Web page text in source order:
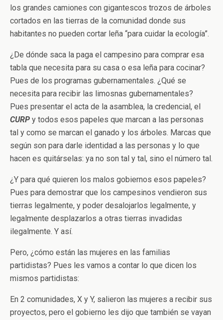
los grandes camiones con gigantescos trozos de árboles
cortados en las tierras de la comunidad donde sus
habitantes no pueden cortar leña “para cuidar la ecología”.
¿De dónde saca la paga el campesino para comprar esa
tabla que necesita para su casa o esa leña para cocinar?
Pues de los programas gubernamentales. ¿Qué se
necesita para recibir las limosnas gubernamentales?
Pues presentar el acta de la asamblea, la credencial, el
CURP y todos esos papeles que marcan a las personas
tal y como se marcan el ganado y los árboles. Marcas que
según son para darle identidad a las personas y lo que
hacen es quitárselas: ya no son tal y tal, sino el número tal.
¿Y para qué quieren los malos gobiernos esos papeles?
Pues para demostrar que los campesinos vendieron sus
tierras legalmente, y poder desalojarlos legalmente, y
legalmente desplazarlos a otras tierras invadidas
ilegalmente. Y así.
Pero, ¿cómo están las mujeres en las familias
partidistas? Pues les vamos a contar lo que dicen los
mismos partidistas:
En 2 comunidades, X y Y, salieron las mujeres a recibir sus
proyectos, pero el gobierno les dijo que también se vayan